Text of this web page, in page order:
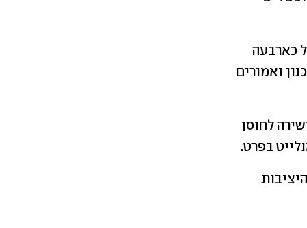
כארבעה
גיגה שנמצאים בתכנון ואמורים
לחוסן
בפרט.